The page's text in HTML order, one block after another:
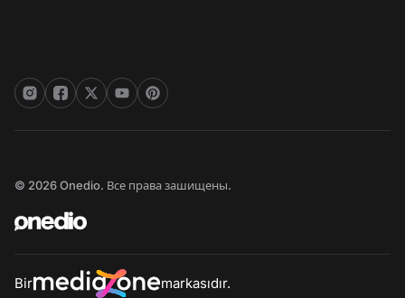
© 2026 Onedio. Все права зашищены.
Bir markasıdır.